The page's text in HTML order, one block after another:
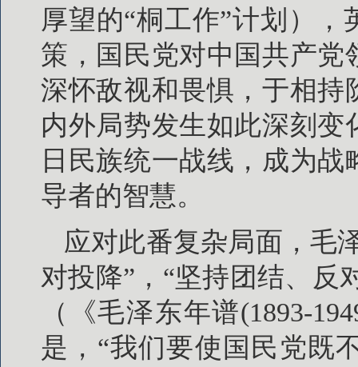
厚望的“桐工作”计划）
策，国民党对中国共产
深怀敌视和畏惧，于相持
内外局势发生如此深刻
日民族统一战线，成为
导者的智慧。
应对此番复杂局面，毛
对投降”，“坚持团结、反
（《毛泽东年谱(1893-
是，“我们要使国民党既